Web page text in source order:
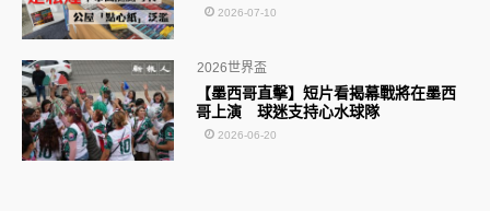
2026-07-10
【墨西哥直擊】短片看揭幕戰將在墨西
哥上演 球迷支持心水球隊
2026世界盃
2026-06-20